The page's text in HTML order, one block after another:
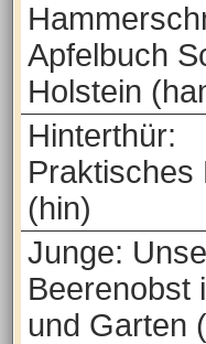
Apfelbuch
Holstein
Hinterthür:
Praktisches
(hin)
Junge:
Beerenobst
und Garten